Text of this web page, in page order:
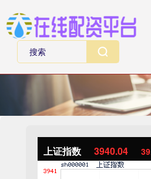
上证指数 3940.04